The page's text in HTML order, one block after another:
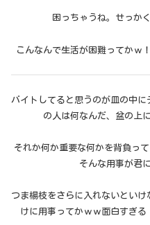
困っちゃうね。せっか
こんなんで生活が困難ってかｗ
バイトしてると思うのが皿の中
の人は何なんだ、盆の上
それか何か重要な何かを背負っ
そんな用事が君
つま楊枝をさらに入れないとい
けに用事ってかｗｗ面白すぎ